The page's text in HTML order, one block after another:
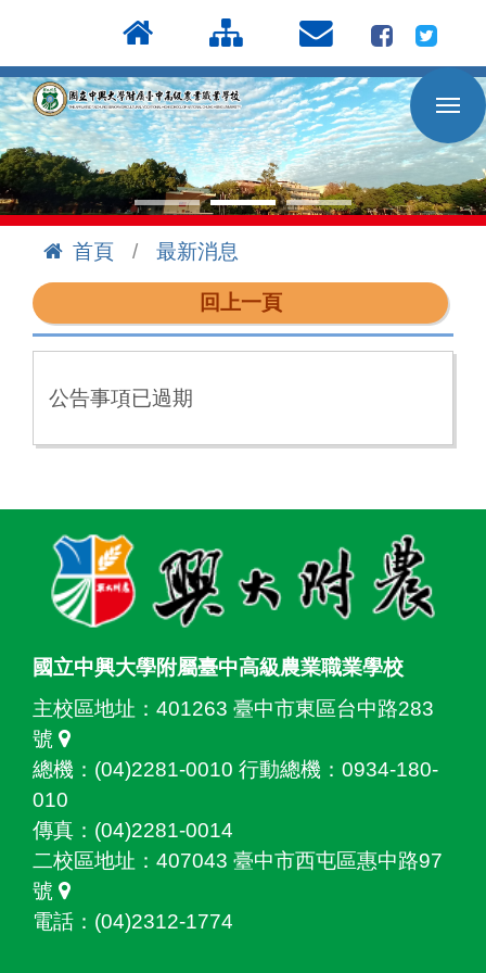
到
主
要
內
容
區
首頁
最新消息
回上一頁
公告事項已過期
國立中興大學附屬臺中高級農業職業學校
主校區地址： 401263 臺中市東區台中路283
號
總機：(04)2281-0010 行動總機：0934-180-
010
傳真：(04)2281-0014
二校區地址： 407043 臺中市西屯區惠中路97
號
電話：(04)2312-1774